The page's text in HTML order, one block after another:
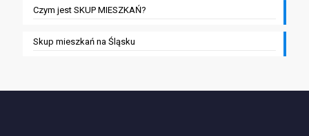
Czym jest SKUP MIESZKAŃ?
Skup mieszkań na Śląsku